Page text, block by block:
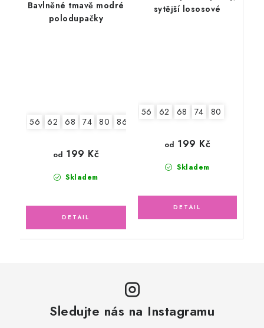
Bavlněné tmavě modré
polodupačky
56 62 68 74 80 86
Skladem
od 199 Kč
sytější lososové
56 62 68 74 80
Skladem
od 199 Kč
Sledujte nás na Instagramu